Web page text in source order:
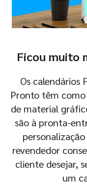
Ficou muito
Os calendários
Pronto têm
de material
são à pronta-
revendedor
cliente desejar,
um